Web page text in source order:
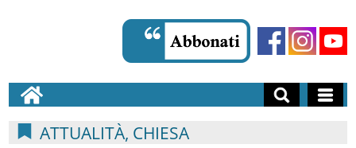
ATTUALITÀ, CHIESA